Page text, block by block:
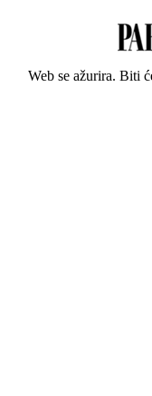
Web se ažurira. Biti